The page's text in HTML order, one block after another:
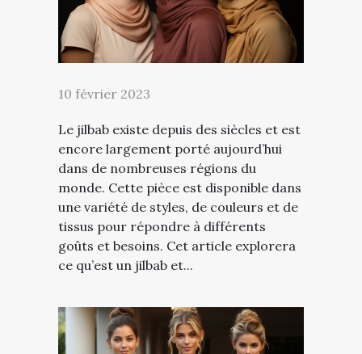
10 février 2023
Le jilbab existe depuis des siècles et est
encore largement porté aujourd’hui
dans de nombreuses régions du
monde. Cette pièce est disponible dans
une variété de styles, de couleurs et de
tissus pour répondre à différents
goûts et besoins. Cet article explorera
ce qu’est un jilbab et...